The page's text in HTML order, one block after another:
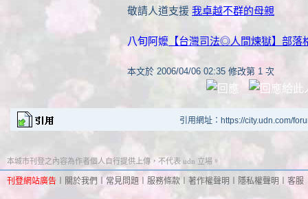
敬請人道支援 我卓越不群的母親
八旬阿嬤 【台灣司法◎人間煉獄】部落
本文於 2006/04/06 02:35 修改第 1 次
引用網址：https://city.udn.com/
本城市刊登之內容為作者個人自行提供上傳，不代表 udn 立場。
刊登網站廣告 關於我們 常見問題 服務條款 著作權聲明 隱私權聲明 客服